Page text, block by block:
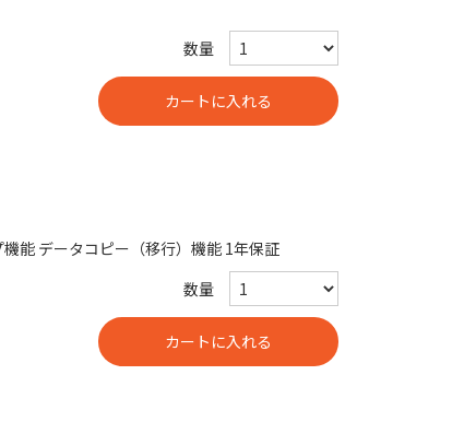
数量
能 データコピー（移行）機能 1年保証
数量